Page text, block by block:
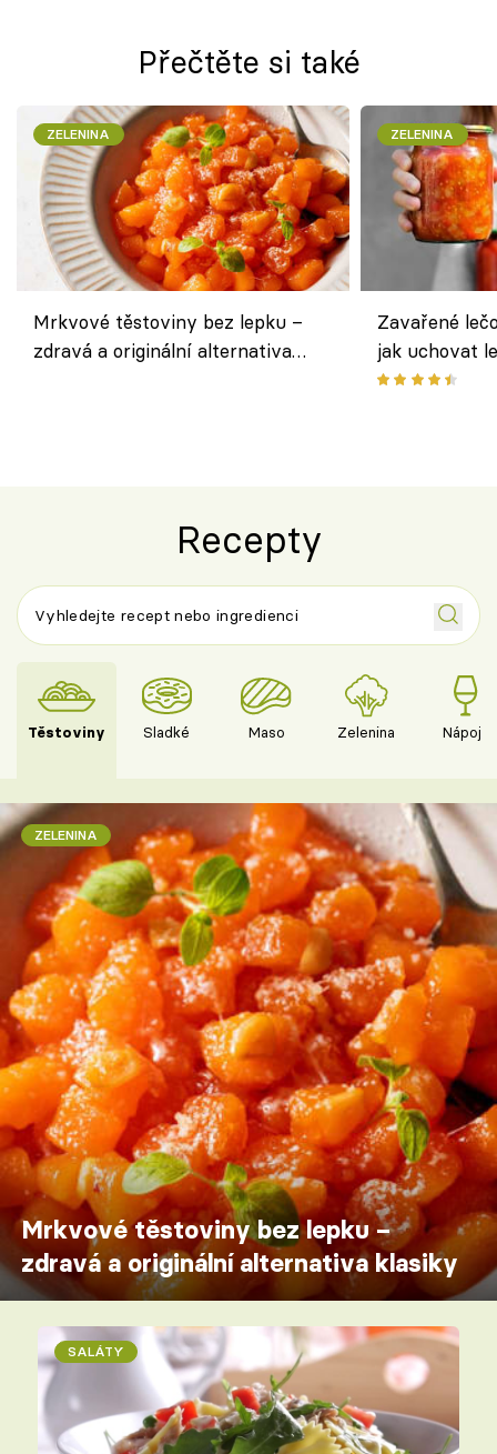
Přečtěte si také
ZELENINA
Mrkvové těstoviny bez lepku –
zdravá a originální alternativa
ZELENINA
Zavařené
jak uchovat
Recepty
Těstoviny Sladké Maso Zelenina Nápoje
ZELENINA
Mrkvové těstoviny bez lepku –
zdravá a originální alternativa klasiky
SALÁTY